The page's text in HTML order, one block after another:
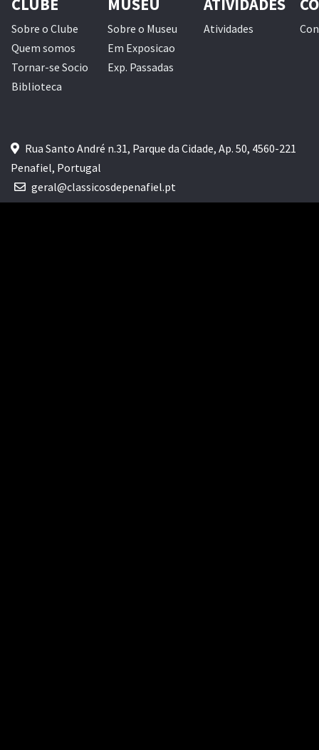
CLUBE
Sobre o Clube
Quem somos
Tornar-se Socio
Biblioteca
MUSEU
Sobre o Museu
Em Exposicao
Exp. Passadas
ATIVIDADES
Atividades
Rua Santo André n.31, Parque da Cidade, Ap. 50, 4560-221
Penafiel, Portugal
geral@classicosdepenafiel.pt